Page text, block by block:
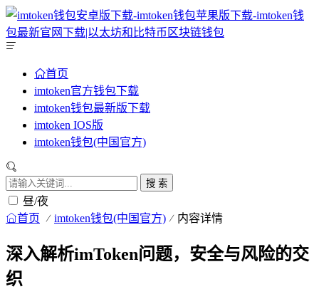
首页
imtoken官方钱包下载
imtoken钱包最新版下载
imtoken IOS版
imtoken钱包(中国官方)
搜 索
昼/夜
首页 imtoken钱包(中国官方) 内容详情
深入解析imToken问题，安全与风险的交
织